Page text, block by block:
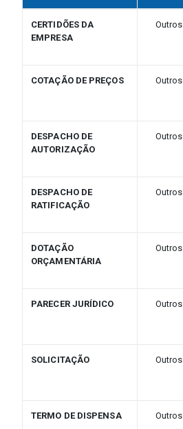
CERTIDÕES DA
EMPRESA
Outros
COTAÇÃO DE PREÇOS
Outros
DESPACHO DE
AUTORIZAÇÃO
Outros
DESPACHO DE
RATIFICAÇÃO
Outros
DOTAÇÃO
ORÇAMENTÁRIA
Outros
PARECER JURÍDICO
Outros
SOLICITAÇÃO
Outros
TERMO DE DISPENSA
Outros